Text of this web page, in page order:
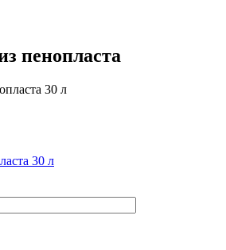
пенопласта
30 л